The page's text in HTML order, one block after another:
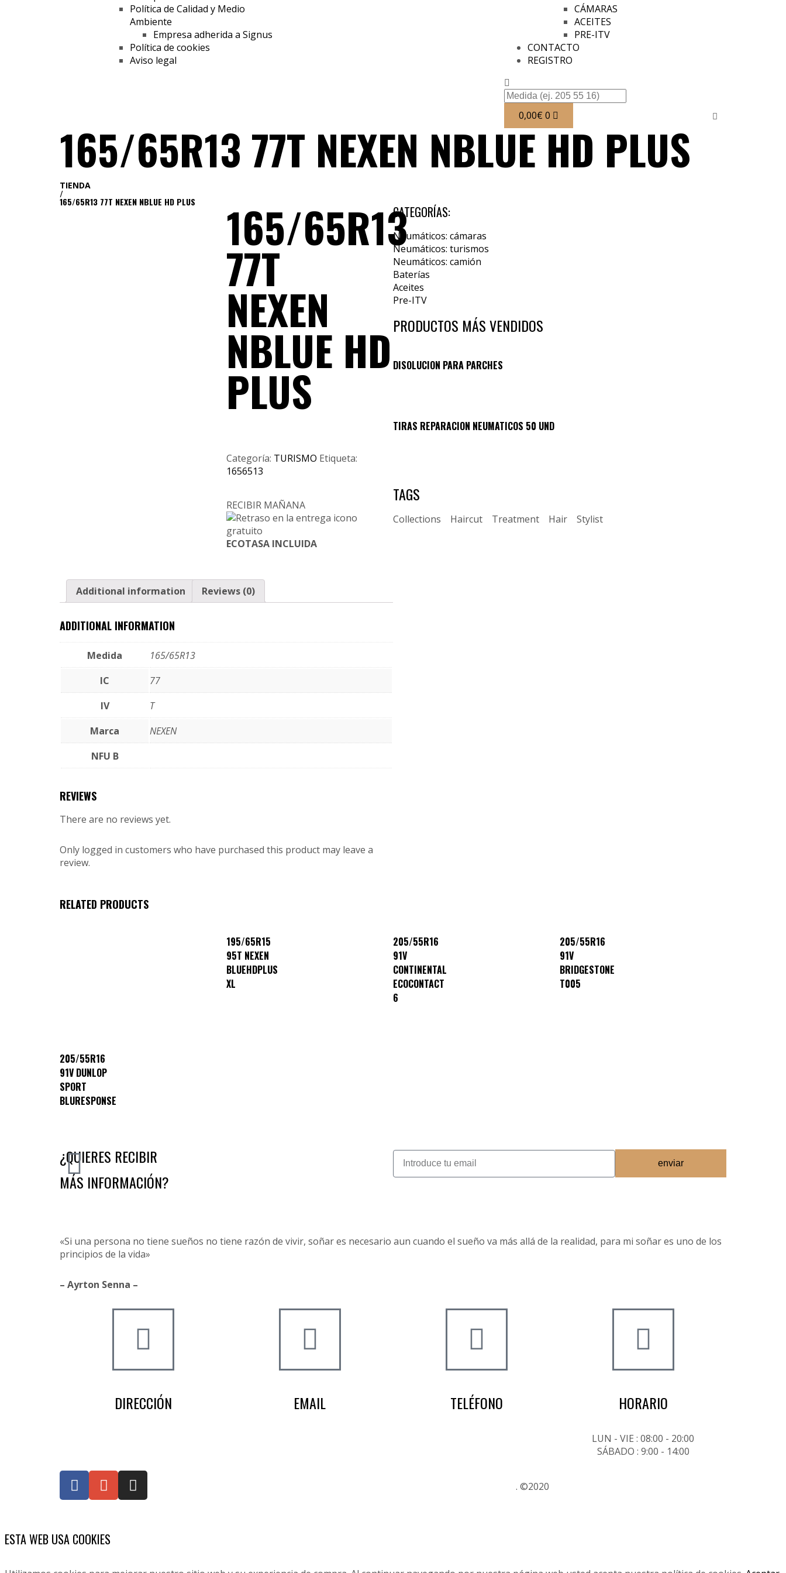
Política de Calidad y Medio
Ambiente
Empresa adherida a Signus
Política de cookies
Aviso legal
CÁMARAS
ACEITES
PRE-ITV
CONTACTO
REGISTRO
0,00€ 0
165/65R13 77T NEXEN NBLUE HD PLUS
TIENDA
/
165/65R13 77T NEXEN NBLUE HD PLUS 165/65R13
77T
NEXEN
NBLUE HD
PLUS
Categoría: TURISMO Etiqueta:
1656513
RECIBIR MAÑANA
ECOTASA INCLUIDA
Additional information Reviews (0)
ADDITIONAL INFORMATION
Medida
165/65R13
IC
77
IV
T
Marca
NEXEN
NFU B
REVIEWS
There are no reviews yet.
Only logged in customers who have purchased this product may leave a
review.
CATEGORÍAS:
Neumáticos: cámaras
Neumáticos: turismos
Neumáticos: camión
Baterías
Aceites
Pre-ITV
PRODUCTOS MÁS VENDIDOS
DISOLUCION PARA PARCHES
TIRAS REPARACION NEUMATICOS 50 UND
TAGS
Collections Haircut Treatment Hair Stylist
RELATED PRODUCTS
195/65R15
95T NEXEN
BLUEHDPLUS
XL
205/55R16
91V
CONTINENTAL
ECOCONTACT
6
205/55R16
91V
BRIDGESTONE
T005
205/55R16
91V DUNLOP
SPORT
BLURESPONSE
¿QUIERES RECIBIR
MÁS INFORMACIÓN?
enviar
«Si una persona no tiene sueños no tiene razón de vivir, soñar es necesario aun cuando el sueño va más allá de la realidad, para mi soñar es uno de los
principios de la vida»
– Ayrton Senna –
DIRECCIÓN EMAIL TELÉFONO HORARIO
LUN - VIE : 08:00 - 20:00
SÁBADO : 9:00 - 14:00
. ©2020
ESTA WEB USA COOKIES